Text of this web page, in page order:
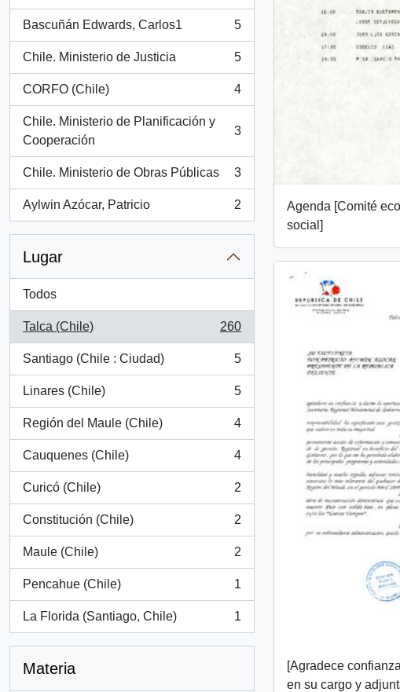
Bascuñán Edwards, Carlos1
, 5 resultados
5
Chile. Ministerio de Justicia
, 5 resultados
5
CORFO (Chile)
, 4 resultados
4
Chile. Ministerio de Planificación y
Cooperación
, 3 resultados
3
Chile. Ministerio de Obras Públicas
, 3 resultados
3
Aylwin Azócar, Patricio
, 2 resultados
2
Lugar
Todos
Talca (Chile)
, 260 resultados
260
Santiago (Chile : Ciudad)
, 5 resultados
5
Linares (Chile)
, 5 resultados
5
Región del Maule (Chile)
, 4 resultados
4
Cauquenes (Chile)
, 4 resultados
4
Curicó (Chile)
, 2 resultados
2
Constitución (Chile)
, 2 resultados
2
Maule (Chile)
, 2 resultados
2
Pencahue (Chile)
, 1 resultados
1
La Florida (Santiago, Chile)
, 1 resultados
1
Materia
Agenda [Comité
social]
[Agradece
en su cargo y